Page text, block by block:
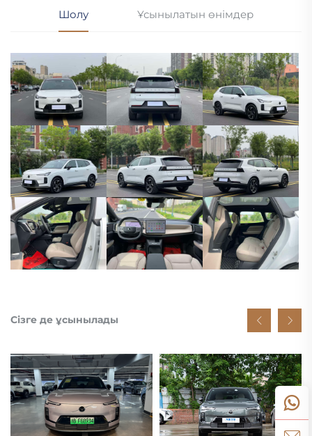
Шолу Ұсынылатын өнімдер
Сізге де ұсынылады